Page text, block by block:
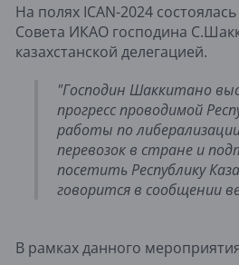
На полях ICAN-2024
Совета ИКАО господина
казахстанской делегацией.
"Господин Шаккитано
прогресс проводимой
работы по
перевозок в стране и
посетить Республику
говорится в сообщении
В рамках данного